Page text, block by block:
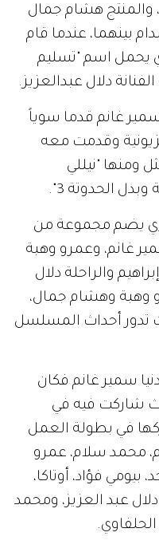
والمنتج هشام جمال
بينهما، عندما قام
يحمل اسم "تسليم
دلال عبدالعزيز.
غانم قدما سوياً
وقدمت معه
ومنها "نيللي
الحدوتة 3".
يضم مجموعة من
غانم، وعمرو وهبة
والراحلة دلال
وهبة وهشام جمال،
تدور أحداث المسلسل
سمير غانم فكان
شاركت فيه في
2019، وشاركها في بطولة العمل
محمد سلام، عمرو
فؤاد، أوتاكا،
عبد العزيز، ومحمد